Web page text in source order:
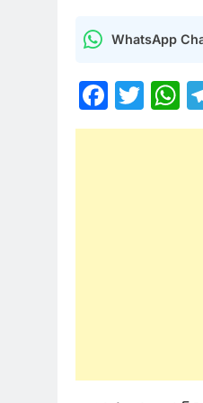
WhatsApp